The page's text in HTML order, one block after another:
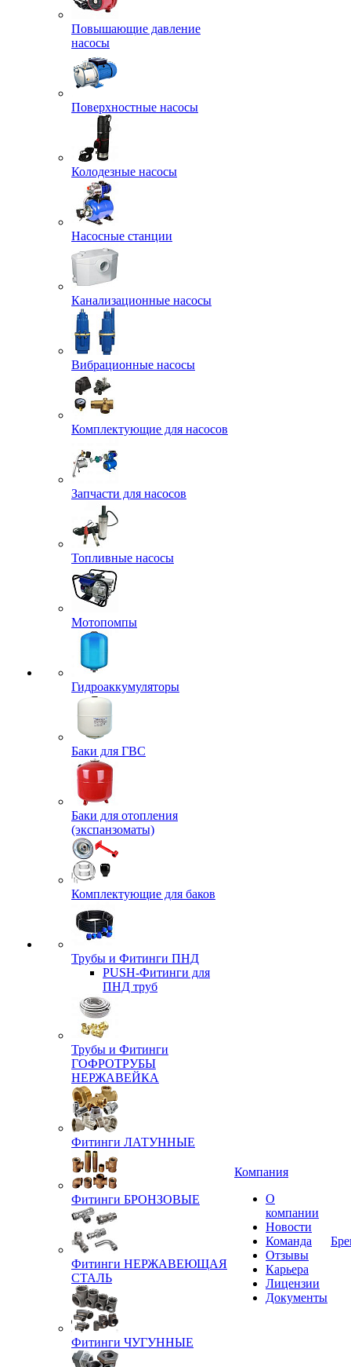
Повышающие давление
насосы
Поверхностные насосы
Колодезные насосы
Насосные станции
Канализационные насосы
Вибрационные насосы
Комплектующие для насосов
Запчасти для насосов
Топливные насосы
Мотопомпы
Гидроаккумуляторы
Баки для ГВС
Баки для отопления
(экспанзоматы)
Комплектующие для баков
Трубы и Фитинги ПНД
PUSH-Фитинги для
ПНД труб
Трубы и Фитинги
ГОФРОТРУБЫ
НЕРЖАВЕЙКА
Фитинги ЛАТУННЫЕ
Фитинги БРОНЗОВЫЕ
Фитинги НЕРЖАВЕЮЩАЯ
СТАЛЬ
Фитинги ЧУГУННЫЕ
Компания
О
компании
Новости
Команда
Отзывы
Карьера
Лицензии
Документы